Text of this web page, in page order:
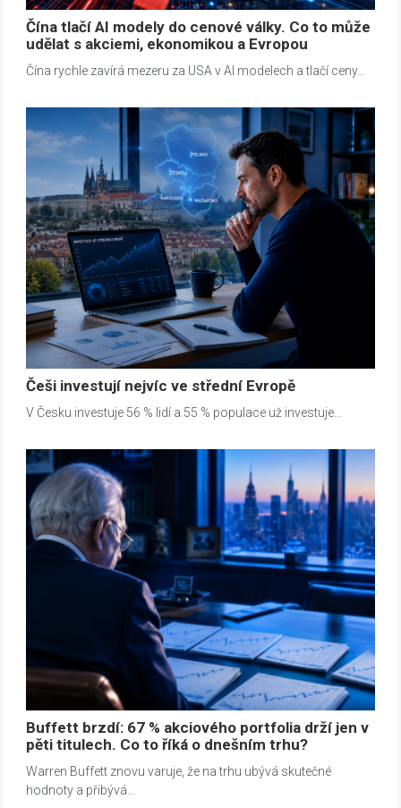
Čína tlačí AI modely do cenové války. Co to může
udělat s akciemi, ekonomikou a Evropou
Čína rychle zavírá mezeru za USA v AI modelech a tlačí ceny…
Češi investují nejvíc ve střední Evropě
V Česku investuje 56 % lidí a 55 % populace už investuje…
Buffett brzdí: 67 % akciového portfolia drží jen v
pěti titulech. Co to říká o dnešním trhu?
Warren Buffett znovu varuje, že na trhu ubývá skutečné
hodnoty a přibývá…